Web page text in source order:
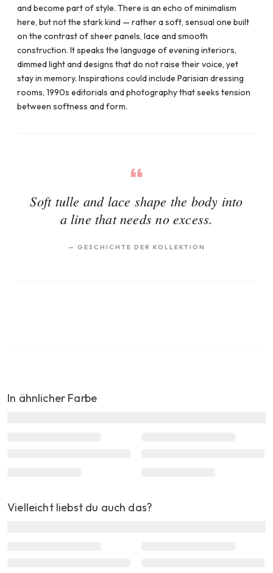
and become part of style. There is an echo of minimalism
here, but not the stark kind — rather a soft, sensual one built
on the contrast of sheer panels, lace and smooth
construction. It speaks the language of evening interiors,
dimmed light and designs that do not raise their voice, yet
stay in memory. Inspirations could include Parisian dressing
rooms, 1990s editorials and photography that seeks tension
between softness and form.
Soft tulle and lace shape the body into
a line that needs no excess.
— GESCHICHTE DER KOLLEKTION
In ähnlicher Farbe
Vielleicht liebst du auch das?